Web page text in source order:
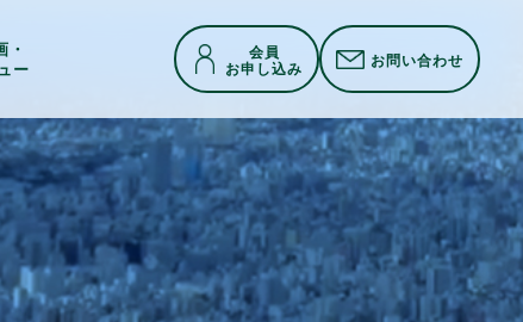
・
ー
会員
お申し込み お問い合わせ